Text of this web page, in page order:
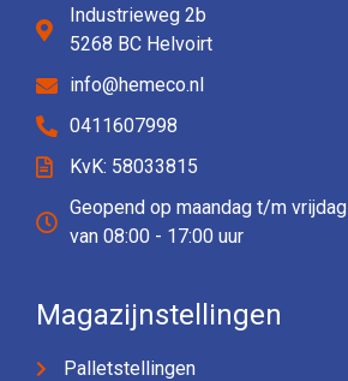
Industrieweg 2b
5268 BC Helvoirt
info@hemeco.nl
0411607998
KvK: 58033815
Geopend op maandag t/m vrijdag
van 08:00 - 17:00 uur
Magazijnstellingen
Palletstellingen